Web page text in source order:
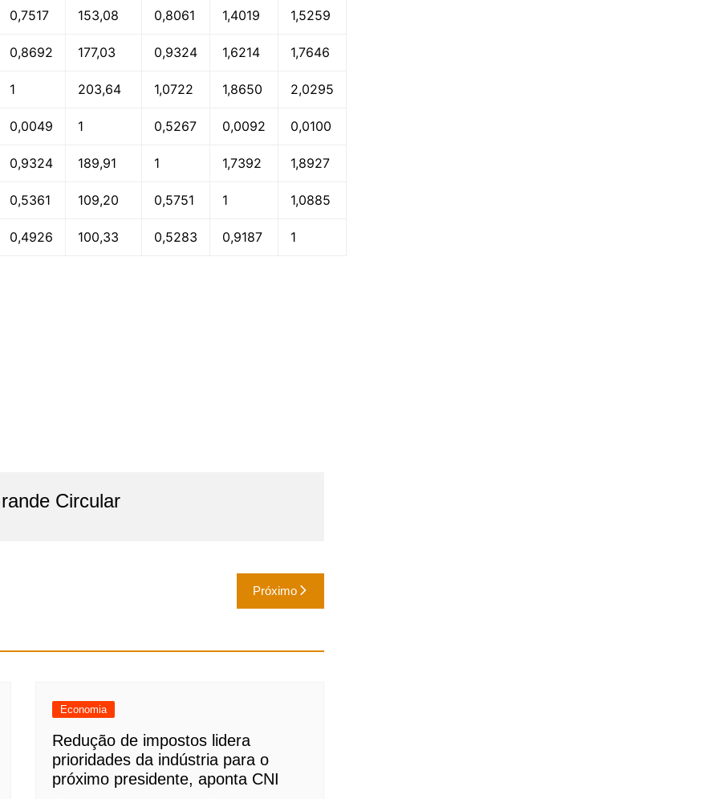
0,7517 153,08 0,8061 1,4019 1,5259
0,8692 177,03 0,9324 1,6214 1,7646
1 203,64 1,0722 1,8650 2,0295
0,0049 1 0,5267 0,0092 0,0100
0,9324 189,91 1 1,7392 1,8927
0,5361 109,20 0,5751 1 1,0885
0,4926 100,33 0,5283 0,9187 1
Circular
Próximo
Economia
Redução de impostos lidera
prioridades da indústria para o
próximo presidente, aponta CNI